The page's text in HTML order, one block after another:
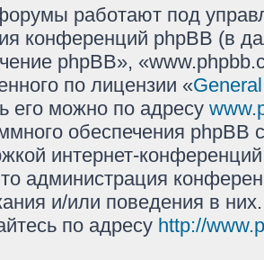
работают под
конференций phpBB (в
phpBB»,
по лицензии «
его можно по адресу
обеспечения phpBB
интернет-
администрация
и/или поведения в
по адресу http://